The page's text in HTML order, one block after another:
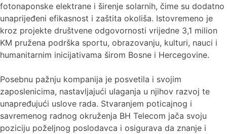
fotonaponske elektrane i širenje solarnih, čime su dodatno
unaprijeđeni efikasnost i zaštita okoliša. Istovremeno je
kroz projekte društvene odgovornosti vrijedne 3,1 milion
KM pružena podrška sportu, obrazovanju, kulturi, nauci i
humanitarnim inicijativama širom Bosne i Hercegovine.
Posebnu pažnju kompanija je posvetila i svojim
zaposlenicima, nastavljajući ulaganja u njihov razvoj te
unapređujući uslove rada. Stvaranjem poticajnog i
savremenog radnog okruženja BH Telecom jača svoju
poziciju poželjnog poslodavca i osigurava da znanje i